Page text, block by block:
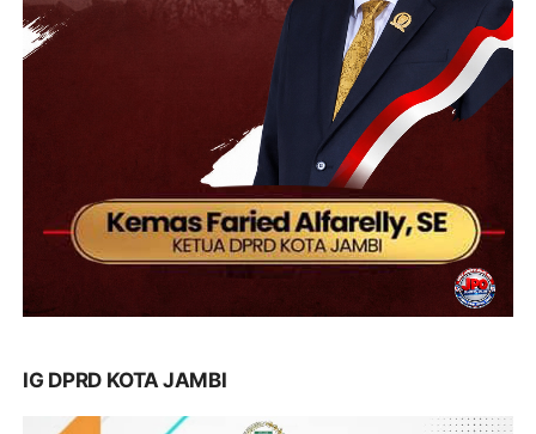
IG DPRD KOTA JAMBI